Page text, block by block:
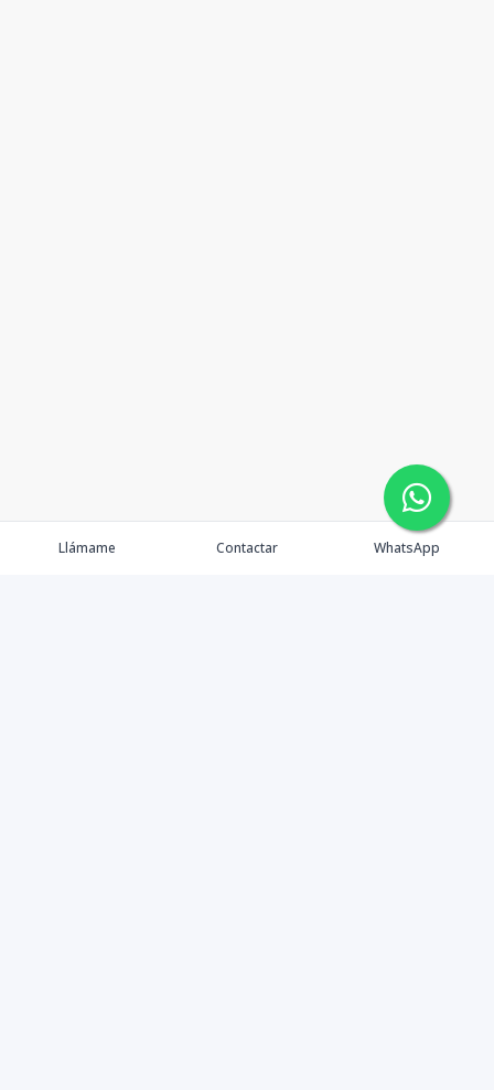
Llámame Contactar WhatsApp